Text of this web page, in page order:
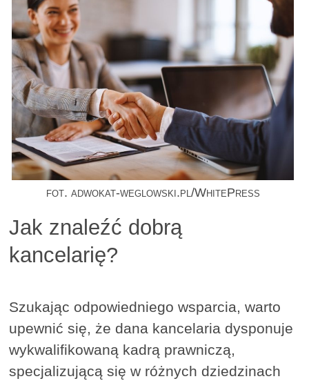
fot. adwokat-weglowski.pl/WhitePress
Jak znaleźć dobrą
kancelarię?
Szukając odpowiedniego wsparcia, warto
upewnić się, że dana kancelaria dysponuje
wykwalifikowaną kadrą prawniczą,
specjalizującą się w różnych dziedzinach